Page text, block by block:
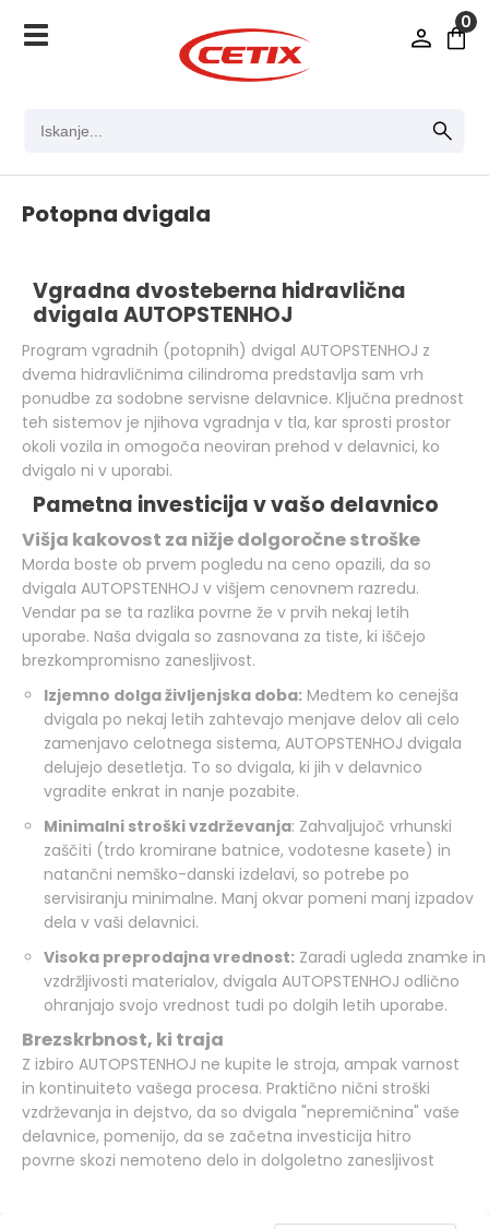
0
Potopna dvigala
Vgradna dvosteberna hidravlična
dvigala AUTOPSTENHOJ
Program vgradnih (potopnih) dvigal AUTOPSTENHOJ z
dvema hidravličnima cilindroma predstavlja sam vrh
ponudbe za sodobne servisne delavnice. Ključna prednost
teh sistemov je njihova vgradnja v tla, kar sprosti prostor
okoli vozila in omogoča neoviran prehod v delavnici, ko
dvigalo ni v uporabi.
Pametna investicija v vašo delavnico
Višja kakovost za nižje dolgoročne stroške
Morda boste ob prvem pogledu na ceno opazili, da so
dvigala AUTOPSTENHOJ v višjem cenovnem razredu.
Vendar pa se ta razlika povrne že v prvih nekaj letih
uporabe. Naša dvigala so zasnovana za tiste, ki iščejo
brezkompromisno zanesljivost.
Izjemno dolga življenjska doba: Medtem ko cenejša
dvigala po nekaj letih zahtevajo menjave delov ali celo
zamenjavo celotnega sistema, AUTOPSTENHOJ dvigala
delujejo desetletja. To so dvigala, ki jih v delavnico
vgradite enkrat in nanje pozabite.
Minimalni stroški vzdrževanja: Zahvaljujoč vrhunski
zaščiti (trdo kromirane batnice, vodotesne kasete) in
natančni nemško-danski izdelavi, so potrebe po
servisiranju minimalne. Manj okvar pomeni manj izpadov
dela v vaši delavnici.
Visoka preprodajna vrednost: Zaradi ugleda znamke in
vzdržljivosti materialov, dvigala AUTOPSTENHOJ odlično
ohranjajo svojo vrednost tudi po dolgih letih uporabe.
Brezskrbnost, ki traja
Z izbiro AUTOPSTENHOJ ne kupite le stroja, ampak varnost
in kontinuiteto vašega procesa. Praktično nični stroški
vzdrževanja in dejstvo, da so dvigala "nepremičnina" vaše
delavnice, pomenijo, da se začetna investicija hitro
povrne skozi nemoteno delo in dolgoletno zanesljivost